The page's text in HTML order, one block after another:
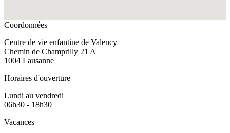
Coordonnées
Centre de vie enfantine de Valency
Chemin de Champrilly 21 A
1004 Lausanne
Horaires d'ouverture
Lundi au vendredi
06h30 - 18h30
Vacances